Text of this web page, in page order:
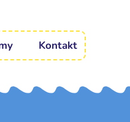
Kontakt